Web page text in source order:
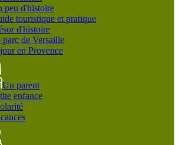
peu d'histoire
touristique et pratique
d'histoire
parc de Versaille
en Provence
Un parent
enfance